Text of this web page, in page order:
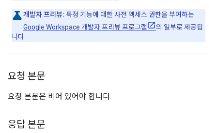
개발자 프리뷰: 특정 기능에 대한 사전 액세스 권한을 부여하는
Google Workspace 개발자 프리뷰 프로그램
의 일부로 제공됩
니다.
요청 본문
요청 본문은 비어 있어야 합니다.
응답 본문